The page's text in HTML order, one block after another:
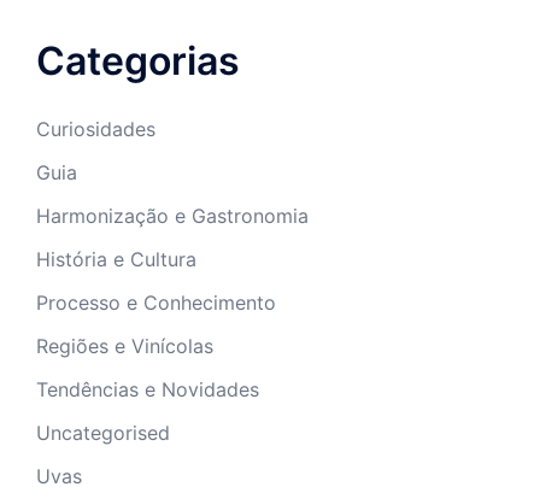
Categorias
Curiosidades
Guia
Harmonização e Gastronomia
História e Cultura
Processo e Conhecimento
Regiões e Vinícolas
Tendências e Novidades
Uncategorised
Uvas